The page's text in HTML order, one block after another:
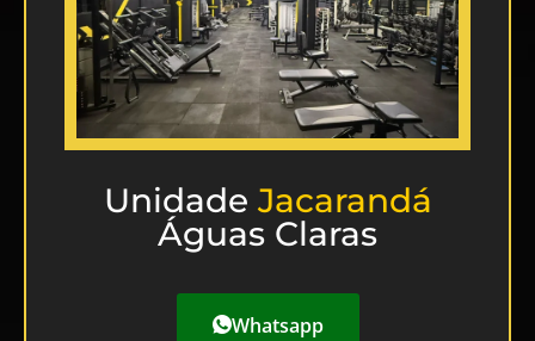
Unidade Jacarandá
Águas Claras
Whatsapp